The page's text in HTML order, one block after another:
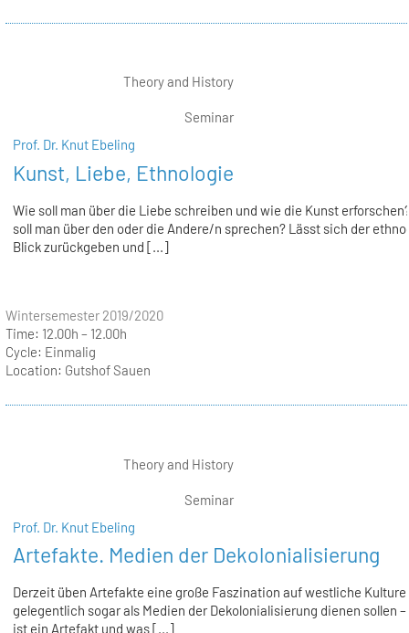
Theory and History
Seminar
Prof. Dr. Knut Ebeling
Kunst, Liebe, Ethnologie
Wie soll man über die Liebe schreiben und wie die Kunst
soll man über den oder die Andere/n sprechen? Lässt sich der
Blick zurückgeben und [...]
Wintersemester 2019/2020
Time: 12.00h – 12.00h
Cycle: Einmalig
Location: Gutshof Sauen
Theory and History
Seminar
Prof. Dr. Knut Ebeling
Artefakte. Medien der Dekolonialisierung
Derzeit üben Artefakte eine große Faszination auf westliche
gelegentlich sogar als Medien der Dekolonialisierung dienen sollen
ist ein Artefakt und was [...]